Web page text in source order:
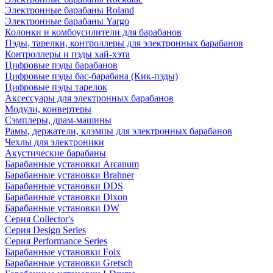
Электронные барабаны Roland
Электронные барабаны Yargo
Колонки и комбоусилители для барабанов
Пэды, тарелки, контроллеры для электронных барабанов
Контроллеры и пэды хай-хэта
Цифровые пэды барабанов
Цифровые пэды бас-барабана (Кик-пэды)
Цифровые пэды тарелок
Аксессуары для электронных барабанов
Модули, конвертеры
Сэмплеры, драм-машины
Рамы, держатели, клэмпы для электронных барабанов
Чехлы для электроники
Акустические барабаны
Барабанные установки Arcanum
Барабанные установки Brahner
Барабанные установки DDS
Барабанные установки Dixon
Барабанные установки DW
Серия Collector's
Серия Design Series
Серия Performance Series
Барабанные установки Foix
Барабанные установки Gretsch